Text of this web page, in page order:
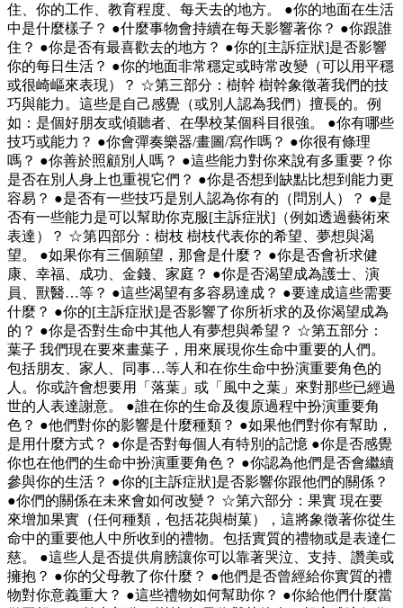
住、你的工作、教育程度、每天去的地方。 ●你的地面在生活
中是什麼樣子？ ●什麼事物會持續在每天影響著你？ ●你跟誰
住？ ●你是否有最喜歡去的地方？ ●你的[主訴症狀]是否影響
你的每日生活？ ●你的地面非常穩定或時常改變（可以用平穩
或很崎嶇來表現）？ ☆第三部分：樹幹 樹幹象徵著我們的技
巧與能力。這些是自己感覺（或別人認為我們）擅長的。例
如：是個好朋友或傾聽者、在學校某個科目很強。 ●你有哪些
技巧或能力？ ●你會彈奏樂器/畫圖/寫作嗎？ ●你很有條理
嗎？ ●你善於照顧別人嗎？ ●這些能力對你來說有多重要？你
是否在別人身上也重視它們？ ●你是否想到缺點比想到能力更
容易？ ●是否有一些技巧是別人認為你有的（問別人）？ ●是
否有一些能力是可以幫助你克服[主訴症狀]（例如透過藝術來
表達）？ ☆第四部分：樹枝 樹枝代表你的希望、夢想與渴
望。 ●如果你有三個願望，那會是什麼？ ●你是否會祈求健
康、幸福、成功、金錢、家庭？ ●你是否渴望成為護士、演
員、獸醫…等？ ●這些渴望有多容易達成？ ●要達成這些需要
什麼？ ●你的[主訴症狀]是否影響了你所祈求的及你渴望成為
的？ ●你是否對生命中其他人有夢想與希望？ ☆第五部分：
葉子 我們現在要來畫葉子，用來展現你生命中重要的人們。
包括朋友、家人、同事…等人和在你生命中扮演重要角色的
人。你或許會想要用「落葉」或「風中之葉」來對那些已經過
世的人表達謝意。 ●誰在你的生命及復原過程中扮演重要角
色？ ●他們對你的影響是什麼種類？ ●如果他們對你有幫助，
是用什麼方式？ ●你是否對每個人有特別的記憶 ●你是否感覺
你也在他們的生命中扮演重要角色？ ●你認為他們是否會繼續
參與你的生活？ ●你的[主訴症狀]是否影響你跟他們的關係？
●你們的關係在未來會如何改變？ ☆第六部分：果實 現在要
來增加果實（任何種類，包括花與樹菓），這將象徵著你從生
命中的重要他人中所收到的禮物。包括實質的禮物或是表達仁
慈。 ●這些人是否提供肩膀讓你可以靠著哭泣、支持、讚美或
擁抱？ ●你的父母教了你什麼？ ●他們是否曾經給你實質的禮
物對你意義重大？ ●這些禮物如何幫助你？ ●你給他們什麼當